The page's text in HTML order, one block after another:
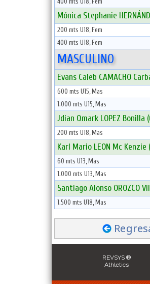
Mónica Stephanie
200 mts U18, Fem
400 mts U18, Fem
MASCULINO
Evans Caleb CAMACHO
600 mts U15, Mas
1.000 mts U15, Mas
Jdian Qmark LOPEZ
200 mts U18, Mas
Karl Mario LEON Mc
60 mts U13, Mas
1.000 mts U13, Mas
Santiago Alonso OROZCO
1.500 mts U18, Mas
REVSYS ®
Athletics